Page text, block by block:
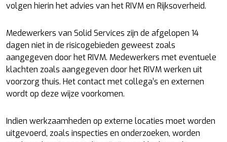
volgen hierin het advies van het RIVM en Rijksoverheid.
Medewerkers van Solid Services zijn de afgelopen 14
dagen niet in de risicogebieden geweest zoals
aangegeven door het RIVM. Medewerkers met eventuele
klachten zoals aangegeven door het RIVM werken uit
voorzorg thuis. Het contact met collega’s en externen
wordt op deze wijze voorkomen.
Indien werkzaamheden op externe locaties moet worden
uitgevoerd, zoals inspecties en onderzoeken, worden